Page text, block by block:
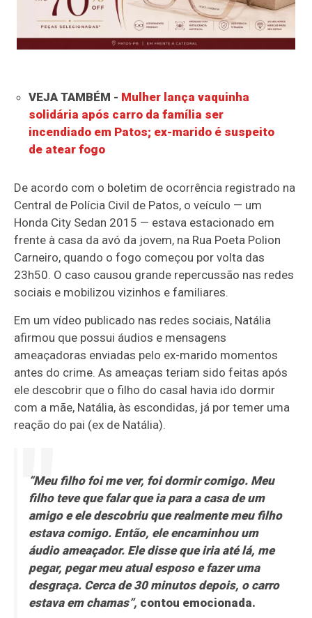
VEJA TAMBÉM - Mulher lança vaquinha
solidária após carro da família ser
incendiado em Patos; ex-marido é suspeito
de atear fogo
De acordo com o boletim de ocorrência registrado na
Central de Polícia Civil de Patos, o veículo — um
Honda City Sedan 2015 — estava estacionado em
frente à casa da avó da jovem, na Rua Poeta Polion
Carneiro, quando o fogo começou por volta das
23h50. O caso causou grande repercussão nas redes
sociais e mobilizou vizinhos e familiares.
Em um vídeo publicado nas redes sociais, Natália
afirmou que possui áudios e mensagens
ameaçadoras enviadas pelo ex-marido momentos
antes do crime. As ameaças teriam sido feitas após
ele descobrir que o filho do casal havia ido dormir
com a mãe, Natália, às escondidas, já por temer uma
reação do pai (ex de Natália).
“Meu filho foi me ver, foi dormir comigo. Meu
filho teve que falar que ia para a casa de um
amigo e ele descobriu que realmente meu filho
estava comigo. Então, ele encaminhou um
áudio ameaçador. Ele disse que iria até lá, me
pegar, pegar meu atual esposo e fazer uma
desgraça. Cerca de 30 minutos depois, o carro
estava em chamas”, contou emocionada.